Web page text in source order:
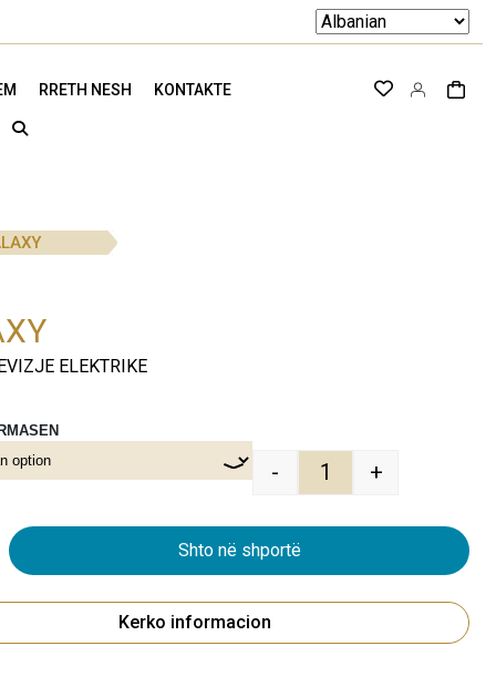
RRETH NESH KONTAKTE
ELEKTRIKE
GALAXY quantity
- +
Shto në shportë
Kerko informacion